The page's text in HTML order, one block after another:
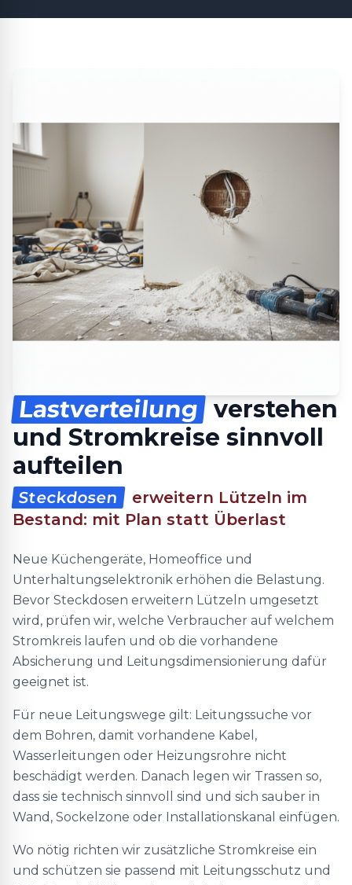
Lastverteilung verstehen
und Stromkreise sinnvoll
aufteilen
Steckdosen
erweitern Lützeln im
Bestand: mit Plan statt Überlast
Neue Küchengeräte, Homeoffice und
Unterhaltungselektronik erhöhen die Belastung.
Bevor Steckdosen erweitern Lützeln umgesetzt
wird, prüfen wir, welche Verbraucher auf welchem
Stromkreis laufen und ob die vorhandene
Absicherung und Leitungsdimensionierung dafür
geeignet ist.
Für neue Leitungswege gilt: Leitungssuche vor
dem Bohren, damit vorhandene Kabel,
Wasserleitungen oder Heizungsrohre nicht
beschädigt werden. Danach legen wir Trassen so,
dass sie technisch sinnvoll sind und sich sauber in
Wand, Sockelzone oder Installationskanal einfügen.
Wo nötig richten wir zusätzliche Stromkreise ein
und schützen sie passend mit Leitungsschutz und